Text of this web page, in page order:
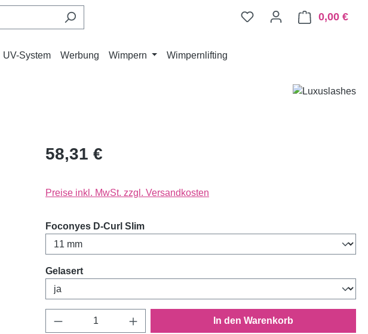
0,00 €
UV-System Werbung Wimpern Wimpernlifting
58,31 €
Preise inkl. MwSt. zzgl. Versandkosten
Foconyes D-Curl Slimauswählen
Gelasertauswählen
Produkt Anzahl: Gib den gewünschten Wert ein
In den Warenkorb